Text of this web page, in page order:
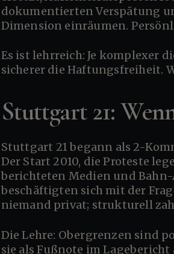
dokumentierten Verspätung
Dimension einräumen.
Es ist lehrreich: Je komplexer die Zuständigkeiten — Land Berlin, Land Brandenburg, Bund — desto
sicherer die Haftungsfreiheit.
Stuttgart 21:
Stuttgart 21 begann als 2-Komma-irgendwas-Milliarden-Projekt und wurde zum > 11 Mrd. €-Kandidaten.
Der Start 2010, die Proteste
berichteten Medien und
beschäftigten sich mit der
niemand privat; strukturell
Die Lehre: Obergrenzen sind politische Zahlen, keine juristischen. Wenn die Realität sie überholt, tauchen
sie als Fußnote im Lagebericht